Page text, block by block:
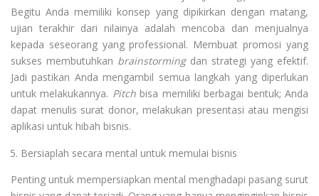
Begitu Anda memiliki konsep yang dipikirkan dengan matang,
ujian terakhir dari nilainya adalah mencoba dan menjualnya
kepada seseorang yang professional. Membuat promosi yang
sukses membutuhkan brainstormingdan strategi yang efektif.
Jadi pastikan Anda mengambil semua langkah yang diperlukan
untuk melakukannya. Pitchbisa memiliki berbagai bentuk; Anda
dapat menulis surat donor, melakukan presentasi atau mengisi
aplikasi untuk hibah bisnis.
Bersiaplah secara mental untuk memulai bisnis
Penting untuk mempersiapkan mental menghadapi pasang surut